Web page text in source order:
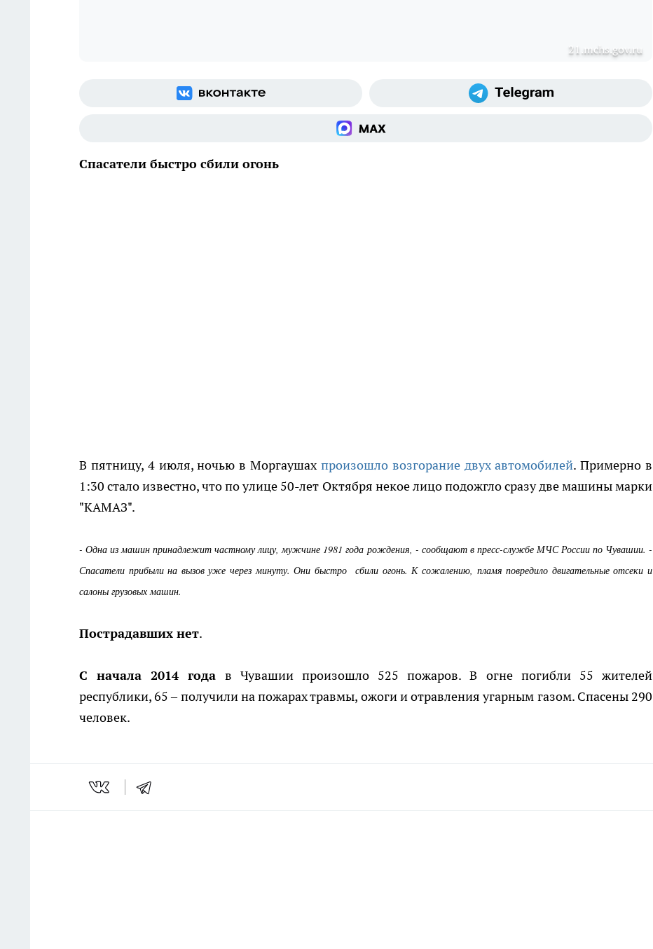
21.mchs.gov.ru
Спасатели быстро сбили огонь
В пятницу, 4 июля, ночью в Моргаушах произошло возгорание двух автомобилей. Примерно в
1:30 стало известно, что по улице 50-лет Октября некое лицо подожгло сразу две машины марки
"КАМАЗ".
- Одна из машин принадлежит частному лицу, мужчине 1981 года рождения, - сообщают в пресс-службе МЧС России по Чувашии. -
Спасатели прибыли на вызов уже через минуту. Они быстро сбили огонь. К сожалению, пламя повредило двигательные отсеки и
салоны грузовых машин.
Пострадавших нет.
С начала 2014 года в Чувашии произошло 525 пожаров. В огне погибли 55 жителей
республики, 65 – получили на пожарах травмы, ожоги и отравления угарным газом. Спасены 290
человек.